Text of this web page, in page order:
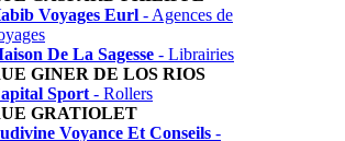
Voyages Eurl - Agences de
De La Sagesse - Librairies
GINER DE LOS RIOS
Sport - Rollers
GRATIOLET
Voyance Et Conseils -